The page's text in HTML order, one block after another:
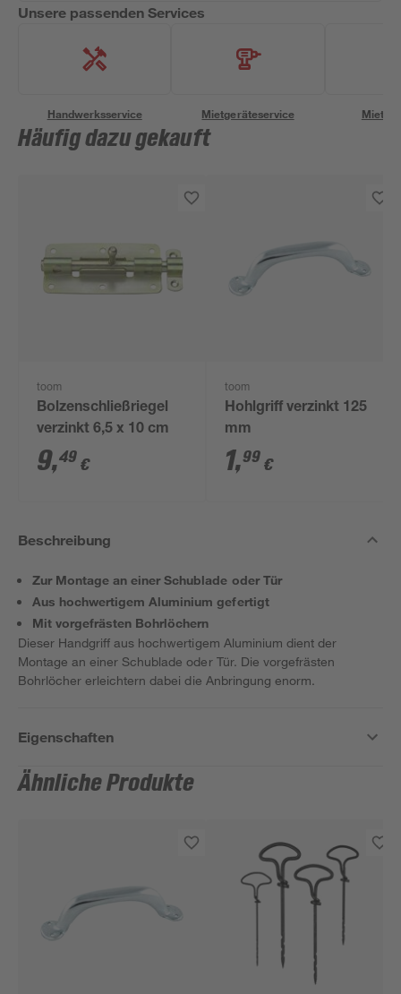
Unsere passenden Services
Handwerksservice Mietgeräteservice
Häufig dazu gekauft
toom
Bolzenschließriegel
verzinkt 6,5 x 10 cm
9,49 €
toom
Hohlgriff verzinkt 125
mm
1,99 €
Beschreibung
Zur Montage an einer Schublade oder Tür
Aus hochwertigem Aluminium gefertigt
Mit vorgefrästen Bohrlöchern
Dieser Handgriff aus hochwertigem Aluminium dient der
Montage an einer Schublade oder Tür. Die vorgefrästen
Bohrlöcher erleichtern dabei die Anbringung enorm.
Eigenschaften
Ähnliche Produkte